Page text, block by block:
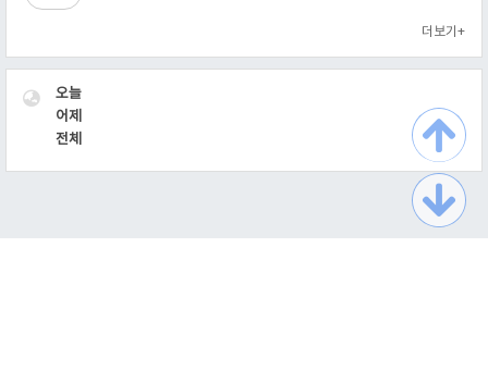
더보기+
VISITOR
오늘
어제
전체